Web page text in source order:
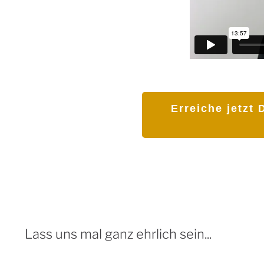
Erreiche jetzt
Lass uns mal ganz ehrlich sein...